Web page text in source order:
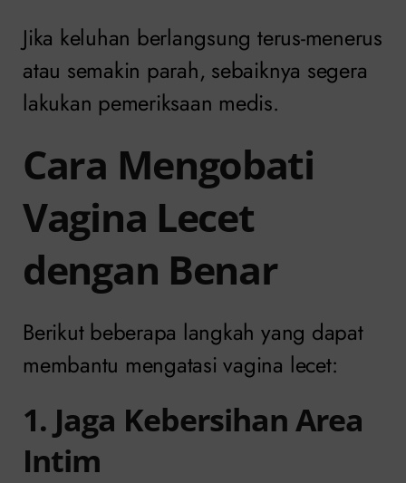
Jika keluhan berlangsung terus-menerus
atau semakin parah, sebaiknya segera
lakukan pemeriksaan medis.
Cara Mengobati
Vagina Lecet
dengan Benar
Berikut beberapa langkah yang dapat
membantu mengatasi vagina lecet:
1. Jaga Kebersihan Area
Intim